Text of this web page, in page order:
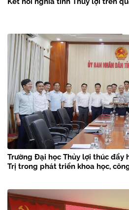
Trường Đại học Thủy lợi thúc đẩy
Trị trong phát triển khoa học,